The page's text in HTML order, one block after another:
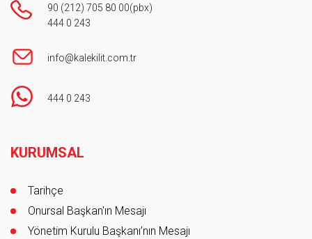
90 (212) 705 80 00(pbx)
444 0 243
info@kalekilit.com.tr
444 0 243
KURUMSAL
Tarihçe
Onursal Başkan'ın Mesajı
Yönetim Kurulu Başkanı’nın Mesajı